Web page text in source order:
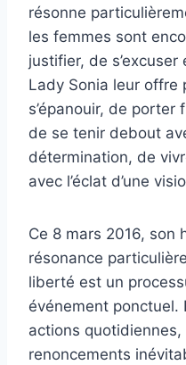
résonne
les femmes sont
justifier, de
Lady Sonia leur offre
s’épanouir, de porter
de se tenir debout
détermination, de
avec l’éclat d’une
Ce 8 mars 2016, son
résonance
liberté est un
événement ponctuel.
actions
renoncements